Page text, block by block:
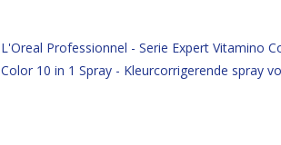
L'Oreal Professionnel - Serie Expert Vitamino
Color 10 in 1 Spray - Kleurcorrigerende spray